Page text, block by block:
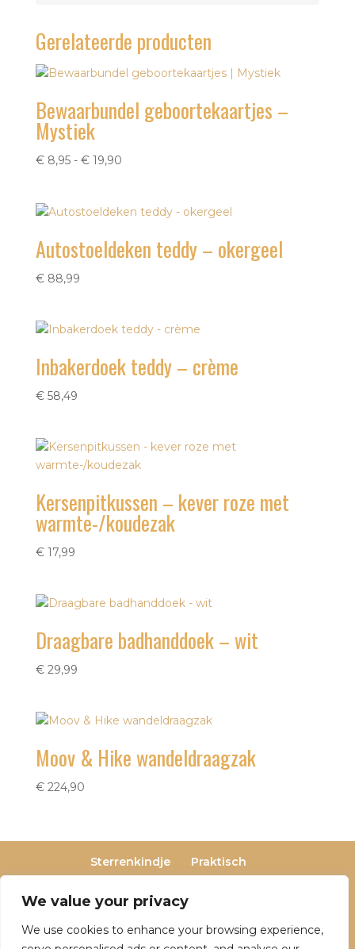
We value your privacy
We use cookies to enhance your browsing experience,
Gerelateerde producten
Bewaarbundel geboortekaartjes –
Mystiek
€8,95 - €19,90Prijsklasse:
€ 19,90
Autostoeldeken teddy – okergeel
€88,99
Inbakerdoek teddy – crème
€58,49
Kersenpitkussen – kever roze met
warmte-/koudezak
€17,99
Draagbare badhanddoek – wit
€29,99
Moov & Hike wandeldraagzak
€224,90
Sterrenkindje
Praktisch
Privacy- en cookieverklaring
Terugbetaal- en retourneringsbeleid
Over Dutch Dreamers